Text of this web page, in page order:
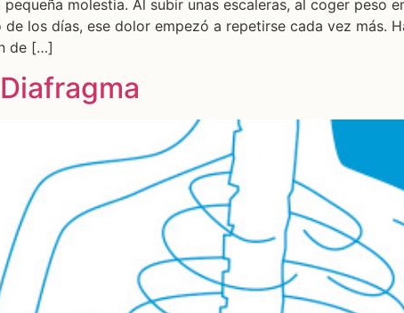
molestia. Al subir unas escaleras, al coger peso
los días, ese dolor empezó a repetirse cada vez más.
de […]